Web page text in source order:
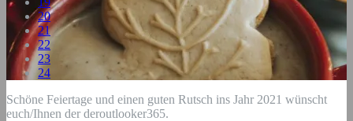
20
21
22
23
24
Schöne Feiertage und einen guten Rutsch ins Jahr 2021 wünscht
euch/Ihnen der deroutlooker365.